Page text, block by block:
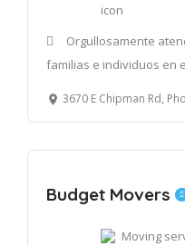
Orgullosamente
familias e individuos en
3670 E Chipman Rd, Phoenix, AZ
Budget Movers
Moving